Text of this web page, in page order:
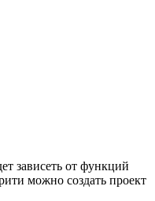
зависеть от функций
можно создать проект